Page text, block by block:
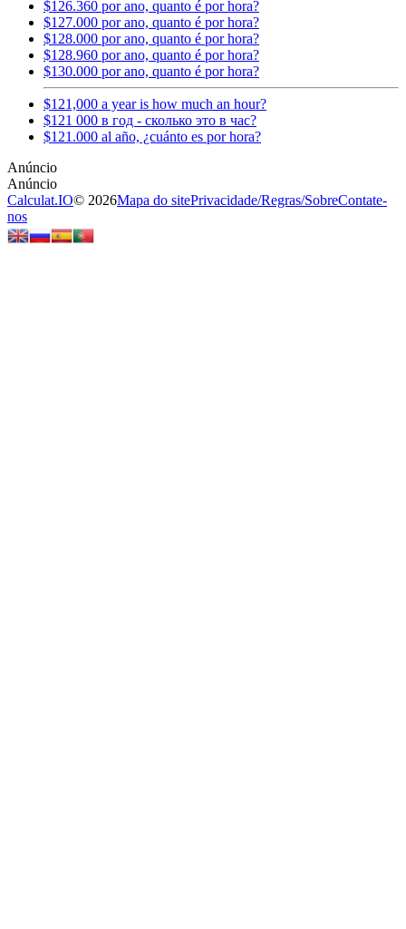
$126.360 por ano, quanto é por hora?
$127.000 por ano, quanto é por hora?
$128.000 por ano, quanto é por hora?
$128.960 por ano, quanto é por hora?
$130.000 por ano, quanto é por hora?
$121,000 a year is how much an hour?
$121 000 в год - сколько это в час?
$121.000 al año, ¿cuánto es por hora?
Calculat.IO© 2026Mapa do sitePrivacidade/Regras/SobreContate-
nos